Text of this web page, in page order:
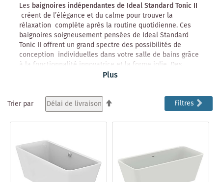
Les baignoires indépendantes de Ideal Standard Tonic II
créent de l’élégance et du calme pour trouver la
rélaxation complète après la routine quotidienne. Ces
baignoires soigneusement pensées de Ideal Standard
Tonic II offrent un grand spectre des possibilités de
conception individuelles dans votre salle de bains grâce
à la fonctionnalité innovatrice et la forme jolie. Des
dimensions intérieures confortables de la
couchage et un espace de jambes maximal. Labaignoire
Ideal Standard Tonic IIest un must pour tous qui veulent
se gâter dans leur salle de bains.
Plus
Trier par
décroissant
Filtres